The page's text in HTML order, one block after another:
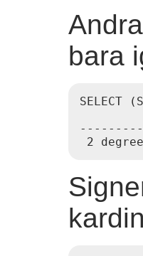
bara
SELECT